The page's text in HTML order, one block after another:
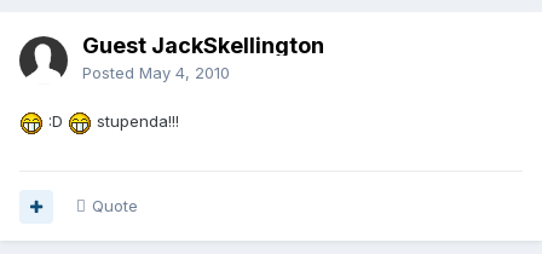
Guest JackSkellington
Posted May 4, 2010
:D stupenda!!!
Quote